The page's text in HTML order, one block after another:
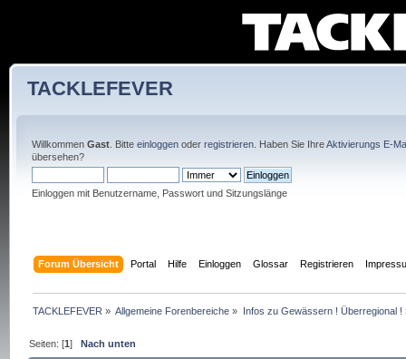
TACKLEFEVER
Willkommen Gast. Bitte einloggenoder registrieren. Haben Sie IhreAktivierungs E-
übersehen?
Einloggen mit Benutzername, Passwort und Sitzungslänge
Forum Übersicht Portal Hilfe Einloggen Glossar Registrieren
TACKLEFEVER » Allgemeine Forenbereiche » Infos zu Gewässern ! Überregional !
Seiten: [1]Nach unten